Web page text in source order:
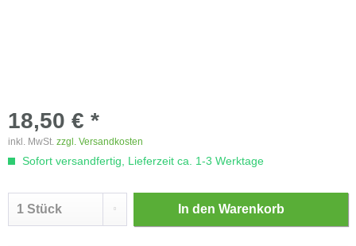
18,50 € *
inkl. MwSt. zzgl. Versandkosten
Sofort versandfertig, Lieferzeit ca. 1-3 Werktage
In den Warenkorb